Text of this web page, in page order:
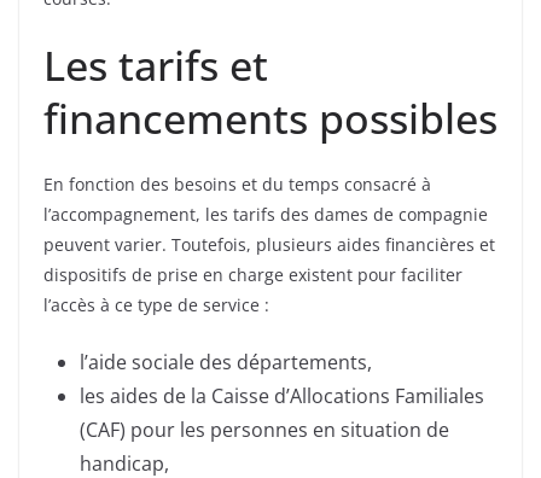
Les tarifs et
financements possibles
En fonction des besoins et du temps consacré à
l’accompagnement, les tarifs des dames de compagnie
peuvent varier. Toutefois, plusieurs aides financières et
dispositifs de prise en charge existent pour faciliter
l’accès à ce type de service :
l’aide sociale des départements,
les aides de la Caisse d’Allocations Familiales
(CAF) pour les personnes en situation de
handicap,